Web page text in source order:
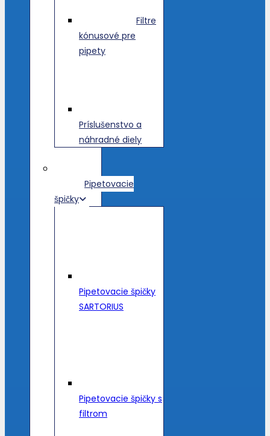
Filtre
kónusové pre
pipety
Príslušenstvo a
náhradné diely
Pipetovacie
špičky
Pipetovacie špičky
SARTORIUS
Pipetovacie špičky s
filtrom